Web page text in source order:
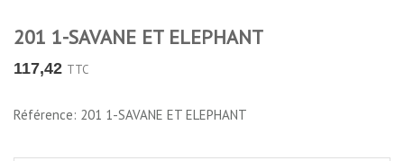
201 1-SAVANE ET ELEPHANT
117,42 TTC
Référence: 201 1-SAVANE ET ELEPHANT